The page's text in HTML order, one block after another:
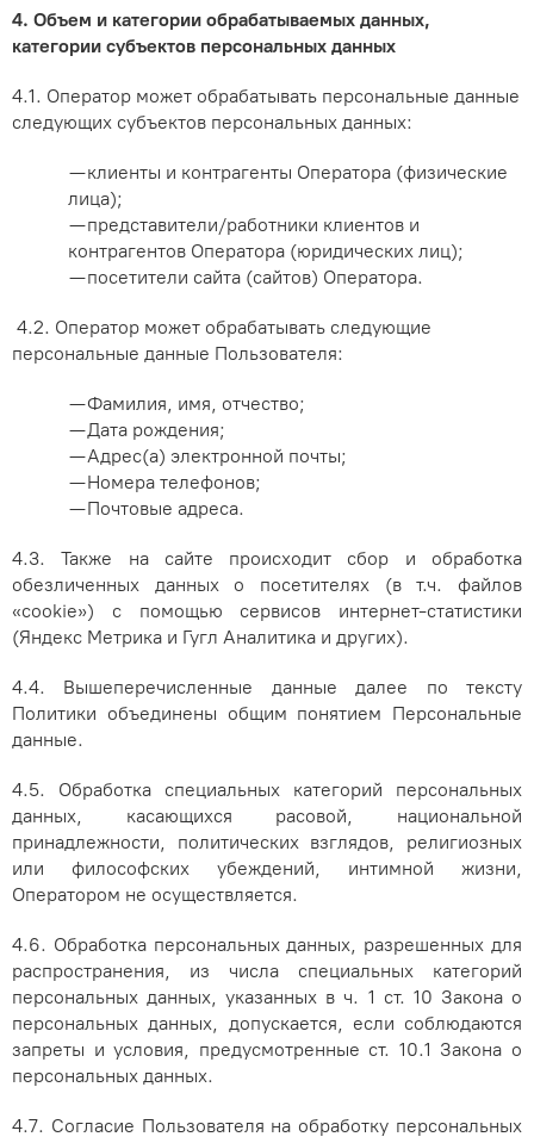
4. Объем и категории обрабатываемых данных,
категории субъектов персональных данных
4.1. Оператор может обрабатывать персональные данные
следующих субъектов персональных данных:
— клиенты и контрагенты Оператора (физические
лица);
— представители/работники клиентов и
контрагентов Оператора (юридических лиц);
— посетители сайта (сайтов) Оператора.
4.2. Оператор может обрабатывать следующие
персональные данные Пользователя:
— Фамилия, имя, отчество;
— Дата рождения;
— Адрес(а) электронной почты;
— Номера телефонов;
— Почтовые адреса.
4.3. Также на сайте происходит сбор и обработка
обезличенных данных о посетителях (в т.ч. файлов
«cookie») с помощью сервисов интернет-статистики
(Яндекс Метрика и Гугл Аналитика и других).
4.4. Вышеперечисленные данные далее по тексту
Политики объединены общим понятием Персональные
данные.
4.5. Обработка специальных категорий персональных
данных, касающихся расовой, национальной
принадлежности, политических взглядов, религиозных
или философских убеждений, интимной жизни,
Оператором не осуществляется.
4.6. Обработка персональных данных, разрешенных для
распространения, из числа специальных категорий
персональных данных, указанных в ч. 1 ст. 10 Закона о
персональных данных, допускается, если соблюдаются
запреты и условия, предусмотренные ст. 10.1 Закона о
персональных данных.
4.7. Согласие Пользователя на обработку персональных